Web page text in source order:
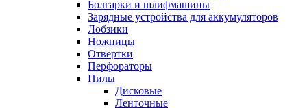
Болгарки и шлифмашины
Зарядные устройства для аккумуляторов
Лобзики
Ножницы
Отвертки
Перфораторы
Пилы
Дисковые
Ленточные